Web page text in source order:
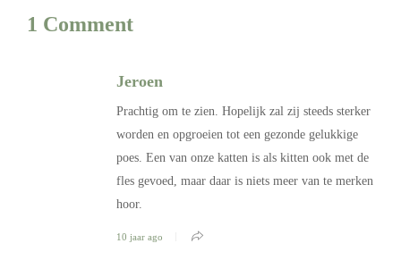
1 Comment
Jeroen
Prachtig om te zien. Hopelijk zal zij steeds sterker
worden en opgroeien tot een gezonde gelukkige
poes. Een van onze katten is als kitten ook met de
fles gevoed, maar daar is niets meer van te merken
hoor.
10 jaar ago